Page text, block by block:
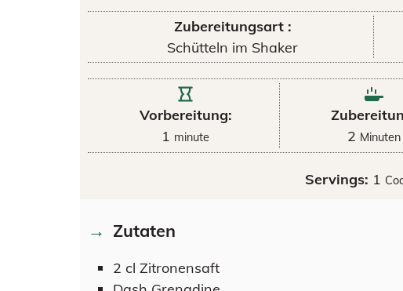
Zubereitungsart :
Schütteln im Shaker
Vorbereitung:
1 minute
2 Minuten
Servings: 1
Zutaten
2 cl Zitronensaft